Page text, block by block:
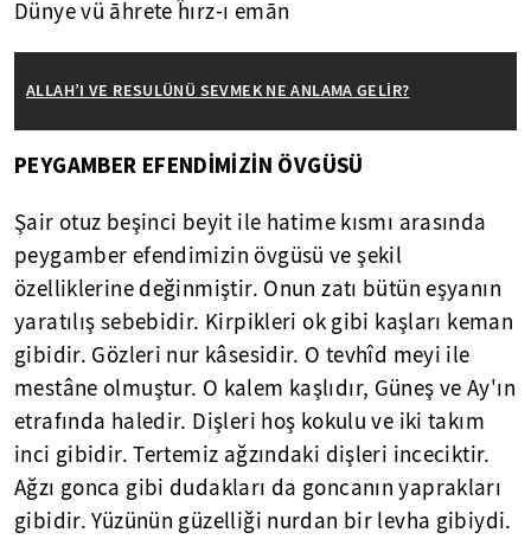
Dünye vü āhrete ĥırz-ı emān
ALLAH’I VE RESULÜNÜ SEVMEK NE ANLAMA GELİR?
PEYGAMBER EFENDİMİZİN ÖVGÜSÜ
Şair otuz beşinci beyit ile hatime kısmı arasında
peygamber efendimizin övgüsü ve şekil
özelliklerine değinmiştir. Onun zatı bütün eşyanın
yaratılış sebebidir. Kirpikleri ok gibi kaşları keman
gibidir. Gözleri nur kâsesidir. O tevhîd meyi ile
mestâne olmuştur. O kalem kaşlıdır, Güneş ve Ay'ın
etrafında haledir. Dişleri hoş kokulu ve iki takım
inci gibidir. Tertemiz ağzındaki dişleri inceciktir.
Ağzı gonca gibi dudakları da goncanın yaprakları
gibidir. Yüzünün güzelliği nurdan bir levha gibiydi.